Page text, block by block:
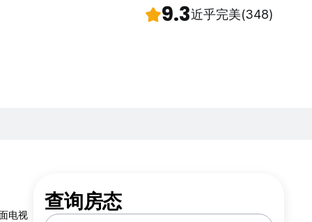
9.3近乎完美(348)
电视
查询房态